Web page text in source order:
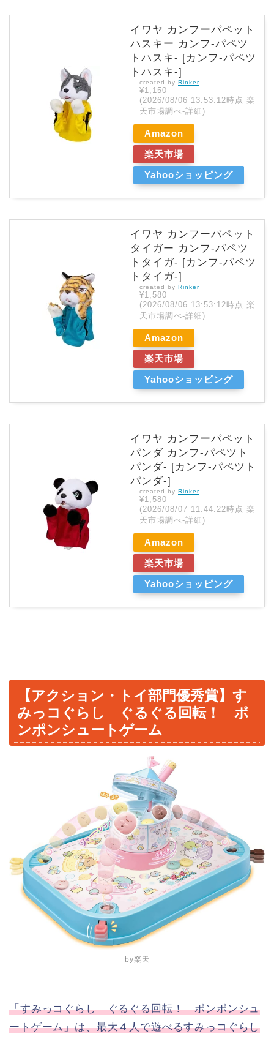
イワヤ カンフーパペット
ハスキー カンフ-パペツ
トハスキ- [カンフ-パペツ
トハスキ-]
created by Rinker
¥1,150
(2026/08/06 13:53:12時点 楽
天市場調べ-詳細)
Amazon
楽天市場
Yahooショッピング
イワヤ カンフーパペット
タイガー カンフ-パペツ
トタイガ- [カンフ-パペツ
トタイガ-]
created by Rinker
¥1,580
(2026/08/06 13:53:12時点 楽
天市場調べ-詳細)
Amazon
楽天市場
Yahooショッピング
イワヤ カンフーパペット
パンダ カンフ-パペツト
パンダ- [カンフ-パペツト
パンダ-]
created by Rinker
¥1,580
(2026/08/07 11:44:22時点 楽
天市場調べ-詳細)
Amazon
楽天市場
Yahooショッピング
【アクション・トイ部門優秀賞】す
みっコぐらし ぐるぐる回転！ ポ
ンポンシュートゲーム
by楽天
「すみっコぐらし ぐるぐる回転！ ポンポンシュ
ートゲーム」は、最大４人で遊べるすみっコぐらし